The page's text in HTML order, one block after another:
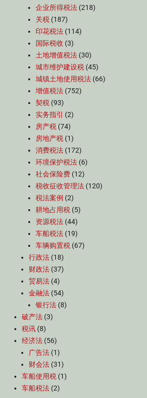
企业所得税法 (218)
关税 (187)
印花税法 (114)
国际税收 (3)
土地增值税法 (30)
城市维护建设税 (45)
城镇土地使用税法 (66)
增值税法 (752)
契税 (93)
实务指引
(2)
房产税 (74)
房地产税 (1)
消费税法 (172)
环境保护税法 (6)
社会保险费 (12)
税收征收管理法 (120)
税法案例 (2)
耕地占用税 (5)
资源税法 (44)
车船税法 (19)
车辆购置税 (67)
行政法 (18)
财政法 (37)
贸易法 (4)
金融法 (54)
银行法 (8)
破产法 (3)
税讯 (8)
经济法 (56)
广告法 (1)
财会法 (31)
车船使用税 (1)
车船税法 (2)